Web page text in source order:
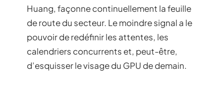
Huang, façonne continuellement la feuille
de route du secteur. Le moindre signal a le
pouvoir de redéfinir les attentes, les
calendriers concurrents et, peut-être,
d’esquisser le visage du GPU de demain.